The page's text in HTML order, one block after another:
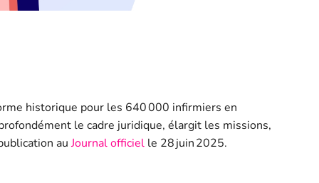
historique pour les 640 000 infirmiers en
le cadre juridique, élargit les missions,
auJournal officiel le 28 juin 2025.